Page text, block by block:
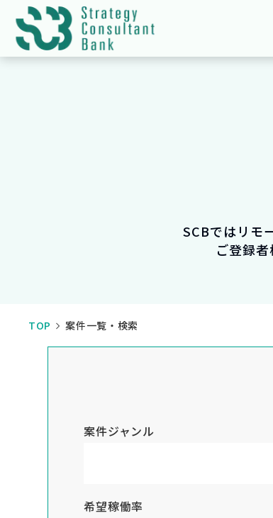
SCBではリモ
ご登録
TOP 案件一覧・検索
案件ジャンル
希望稼働率